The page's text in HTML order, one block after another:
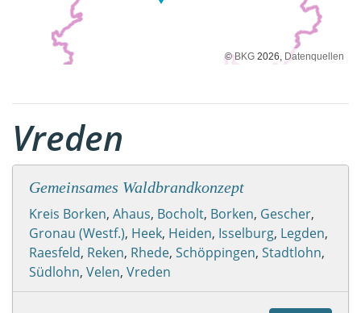
©BKG 2026, Datenquellen
Vreden
Gemeinsames Waldbrandkonzept
Kreis Borken, Ahaus, Bocholt, Borken, Gescher,
Gronau (Westf.), Heek, Heiden, Isselburg, Legden,
Raesfeld, Reken, Rhede, Schöppingen, Stadtlohn,
Südlohn, Velen, Vreden